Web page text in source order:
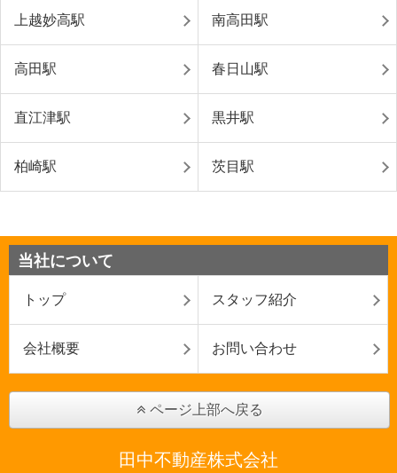
上越妙高駅 南高田駅
高田駅 春日山駅
直江津駅 黒井駅
柏崎駅 茨目駅
当社について
トップ スタッフ紹介
会社概要 お問い合わせ
ページ上部へ戻る
田中不動産株式会社